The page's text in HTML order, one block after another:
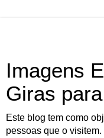
Imagens
Giras
Este blog tem como
pessoas que o